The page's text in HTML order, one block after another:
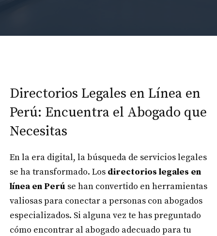
Directorios Legales en Línea en
Perú: Encuentra el Abogado que
Necesitas
En la era digital, la búsqueda de servicios legales
se ha transformado. Los directorios legales en
línea en Perú se han convertido en herramientas
valiosas para conectar a personas con abogados
especializados. Si alguna vez te has preguntado
cómo encontrar al abogado adecuado para tu